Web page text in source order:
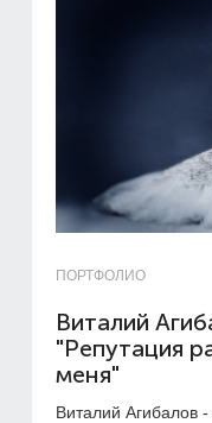
ПОРТФОЛИО
Виталий
"Репутация
меня"
Виталий Агибалов